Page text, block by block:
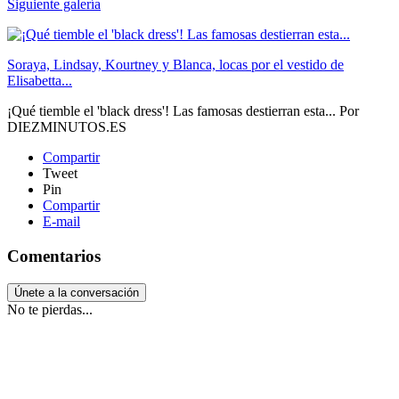
Siguiente galería
Soraya, Lindsay, Kourtney y Blanca, locas por el vestido de
Elisabetta...
¡Qué tiemble el 'black dress'! Las famosas destierran esta... Por
DIEZMINUTOS.ES
Compartir
Tweet
Pin
Compartir
E-mail
Comentarios
Únete a la conversación
No te pierdas...